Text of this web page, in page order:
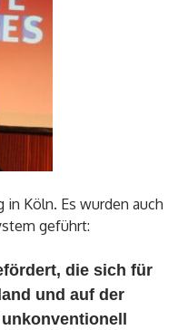
Köln. Es wurden auch
geführt:
die sich für
und auf der